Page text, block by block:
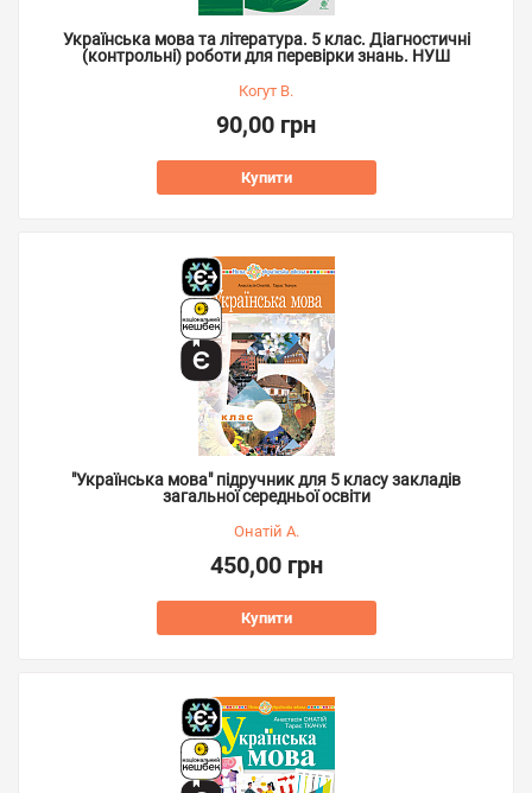
Українська мова та література. 5 клас. Діагностичні
(контрольні) роботи для перевірки знань. НУШ
Когут В.
90,00 грн
Купити
"Українська мова" підручник для 5 класу закладів
загальної середньої освіти
Онатій А.
450,00 грн
Купити